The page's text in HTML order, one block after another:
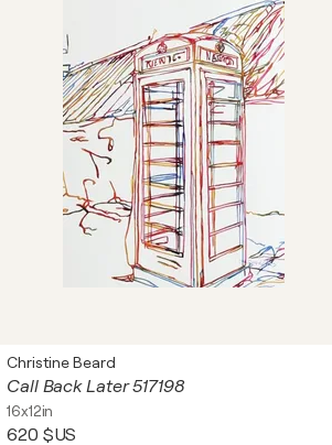
Christine Beard
Call Back Later 517198
16x12in
620 $US